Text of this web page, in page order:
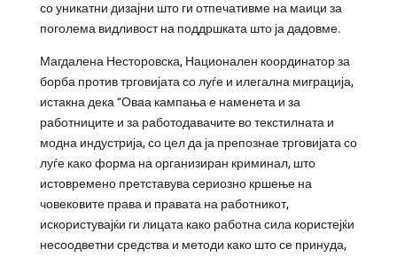
со уникатни дизајни што ги отпечативме на маици за
поголема видливост на поддршката што ја дадовме.
Магдалена Несторовска, Национален координатор за
борба против трговијата со луѓе и илегална миграција,
истакна дека “Оваа кампања е наменета и за
работниците и за работодавачите во текстилната и
модна индустрија, со цел да ја препознае трговијата со
луѓе како форма на организиран криминал, што
истовремено претставува сериозно кршење на
човековите права и правата на работникот,
искористувајќи ги лицата како работна сила користејќи
несоодветни средства и методи како што се принуда,